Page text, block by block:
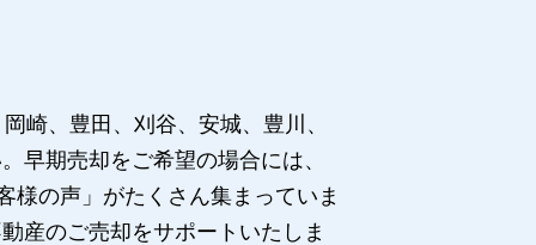
崎、豊田、刈谷、安城、豊川、
早期売却をご希望の場合には、
様の声」がたくさん集まっていま
産のご売却をサポートいたしま